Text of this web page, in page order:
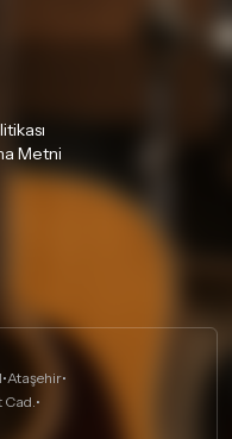
Metni
•Ataşehir•
Cad.•